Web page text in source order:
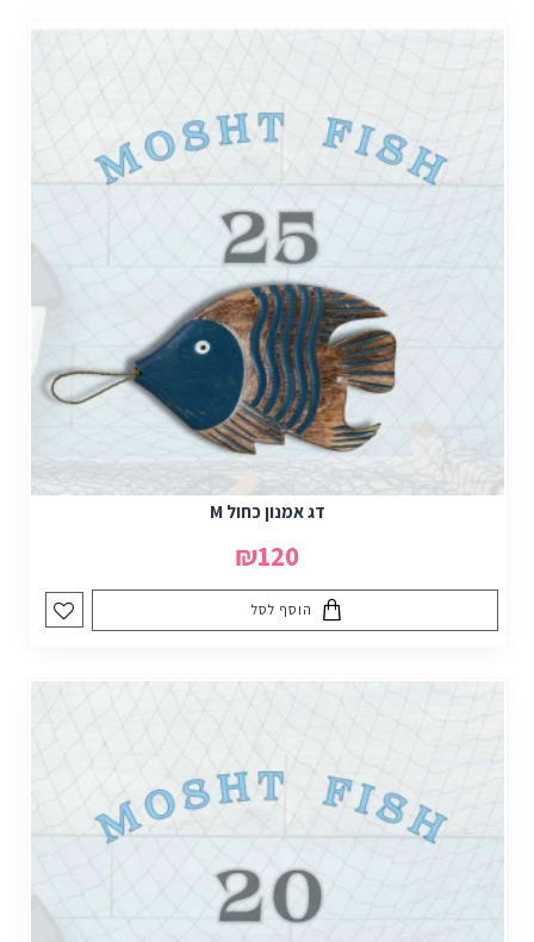
דג אמנון כחול M
₪120
הוסף לסל